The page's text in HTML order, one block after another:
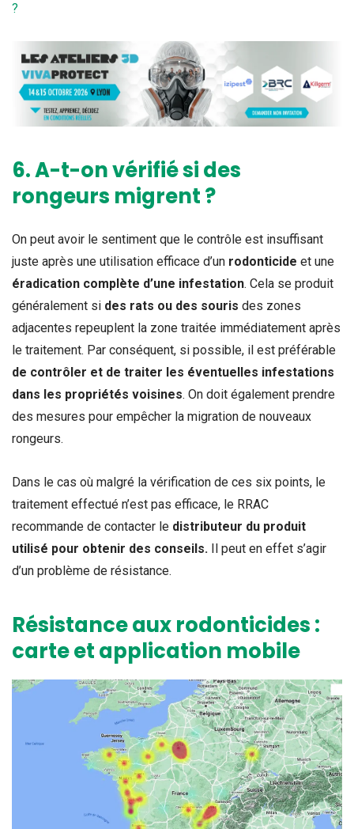
?
6. A-t-on vérifié si des
rongeurs migrent ?
On peut avoir le sentiment que le contrôle est insuffisant
juste après une utilisation efficace d’un rodonticide et une
éradication complète d’une infestation. Cela se produit
généralement si des rats ou des souris des zones
adjacentes repeuplent la zone traitée immédiatement après
le traitement. Par conséquent, si possible, il est préférable
de contrôler et de traiter les éventuelles infestations
dans les propriétés voisines. On doit également prendre
des mesures pour empêcher la migration de nouveaux
rongeurs.
Dans le cas où malgré la vérification de ces six points, le
traitement effectué n’est pas efficace, le RRAC
recommande de contacter le distributeur du produit
utilisé pour obtenir des conseils. Il peut en effet s’agir
d’un problème de résistance.
Résistance aux rodonticides :
carte et application mobile